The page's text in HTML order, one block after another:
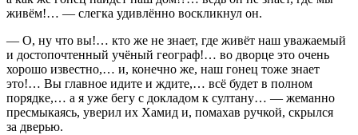
живём!… — слегка удивлённо воскликнул он.
— О, ну что вы!… кто же не знает, где живёт наш уважаемый
и достопочтенный учёный географ!… во дворце это очень
хорошо известно,… и, конечно же, наш гонец тоже знает
это!… Вы главное идите и ждите,… всё будет в полном
порядке,… а я уже бегу с докладом к султану… — жеманно
пресмыкаясь, уверил их Хамид и, помахав ручкой, скрылся
за дверью.